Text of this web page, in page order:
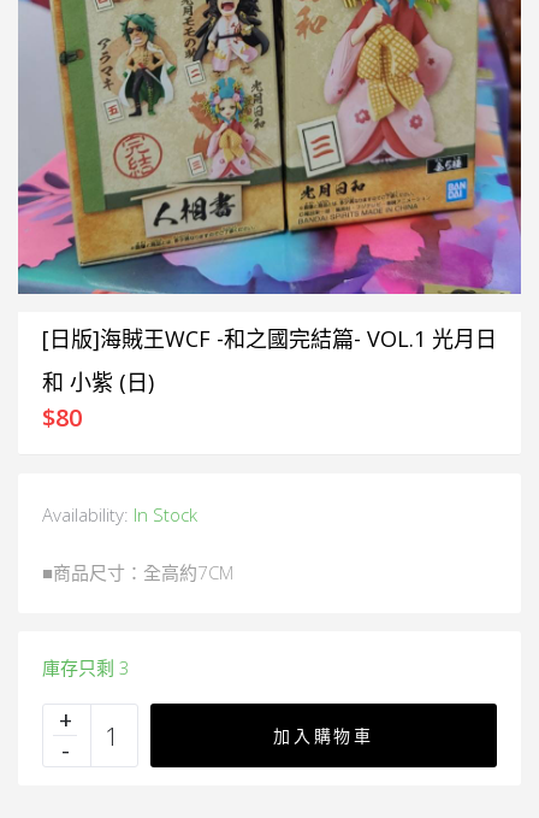
[日版]海賊王WCF -和之國完結篇- VOL.1 光月日
和 小紫 (日)
$80
Availability: In Stock
■商品尺寸：全高約7CM
庫存只剩 3
加入購物車